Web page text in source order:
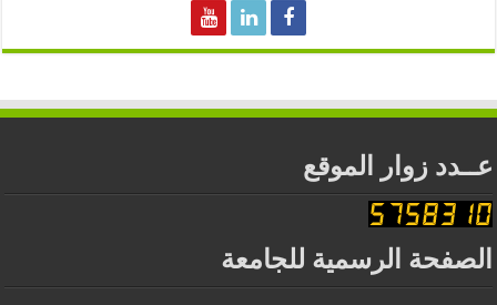
عــدد زوار الموقع
الصفحة الرسمية للجامعة